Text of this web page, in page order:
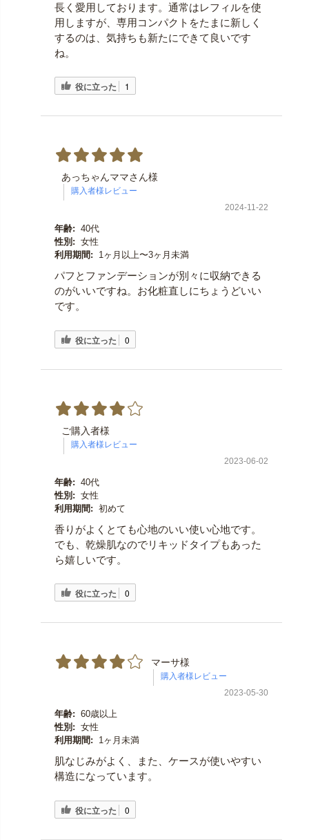
長く愛用しております。通常はレフィルを使
用しますが、専用コンパクトをたまに新しく
するのは、気持ちも新たにできて良いです
ね。
役に立った 1
あっちゃんママさん様
2024-11-22
年齢: 40代
性別: 女性
利用期間:
1ヶ月以上〜3ヶ月未満
パフとファンデーションが別々に収納できる
のがいいですね。お化粧直しにちょうどいい
です。
役に立った 0
ご購入者様
2023-06-02
年齢: 40代
性別: 女性
利用期間: 初めて
香りがよくとても心地のいい使い心地です。
でも、乾燥肌なのでリキッドタイプもあった
ら嬉しいです。
役に立った 0
マーサ様
2023-05-30
年齢: 60歳以上
性別: 女性
利用期間:
1ヶ月未満
肌なじみがよく、また、ケースが使いやすい
構造になっています。
役に立った 0